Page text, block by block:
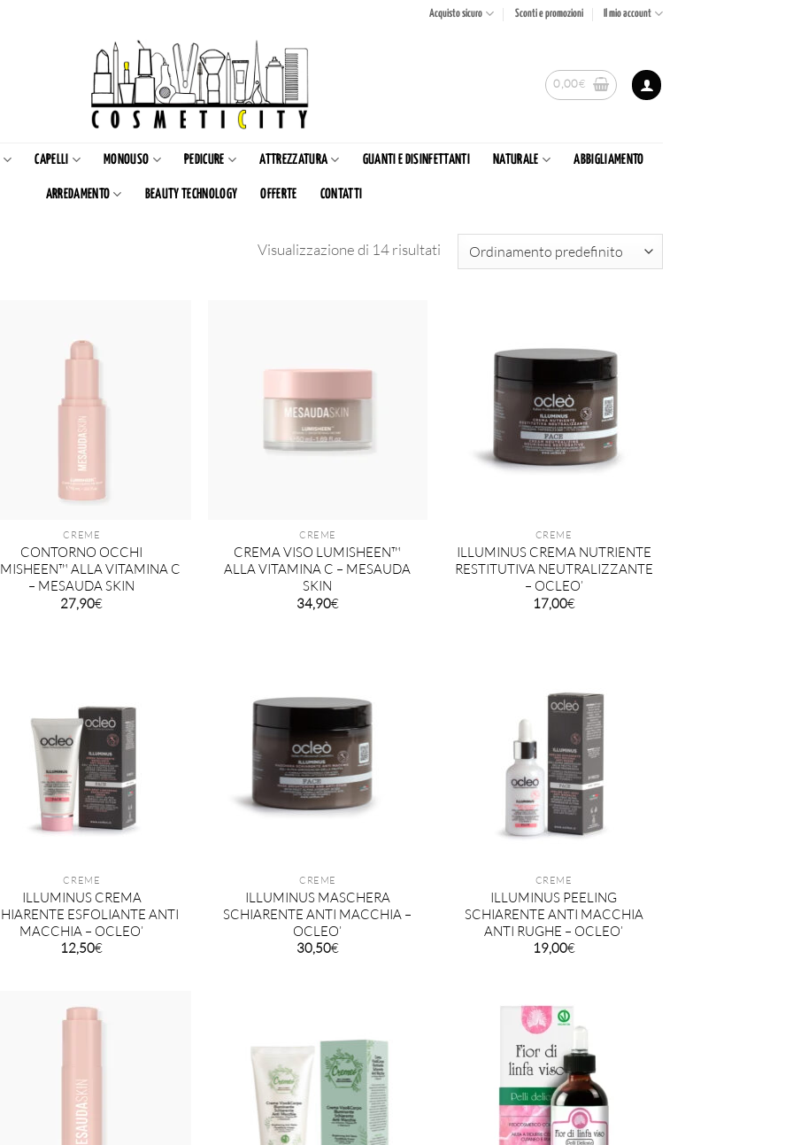
Acquisto sicuro Sconti e promozioni Il mio account
0,00€
CAPELLI MONOUSO PEDICURE ATTREZZATURA GUANTI E DISINFETTANTI NATURALE ABBIGLIAMENTO
ARREDAMENTO BEAUTY TECHNOLOGY OFFERTE CONTATTI
Visualizzazione di 14 risultati
CREME
CONTORNO OCCHI
ALLA VITAMINA C
– MESAUDA SKIN
27,90€
CREME
CREMA VISO LUMISHEEN™
ALLA VITAMINA C – MESAUDA
SKIN
34,90€
CREME
ILLUMINUS CREMA NUTRIENTE
RESTITUTIVA NEUTRALIZZANTE
– OCLEO’
17,00€
CREME
ILLUMINUS CREMA
ESFOLIANTE ANTI
MACCHIA – OCLEO’
12,50€
CREME
ILLUMINUS MASCHERA
SCHIARENTE ANTI MACCHIA –
OCLEO’
30,50€
CREME
ILLUMINUS PEELING
SCHIARENTE ANTI MACCHIA
ANTI RUGHE – OCLEO’
19,00€